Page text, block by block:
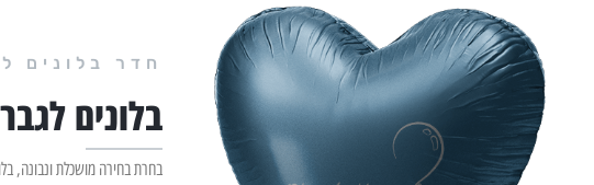
חדר בלונים
בלונים
בחרת בחירה מושכלת ונבונה,